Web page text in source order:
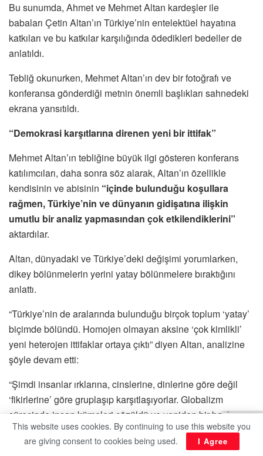
Bu sunumda, Ahmet ve Mehmet Altan kardeşler ile
babaları Çetin Altan’ın Türkiye’nin entelektüel hayatına
katkıları ve bu katkılar karşılığında ödedikleri bedeller de
anlatıldı.
Tebliğ okunurken, Mehmet Altan’ın dev bir fotoğrafı ve
konferansa gönderdiği metnin önemli başlıkları sahnedeki
ekrana yansıtıldı.
“Demokrasi karşıtlarına direnen yeni bir ittifak”
Mehmet Altan’ın tebliğine büyük ilgi gösteren konferans
katılımcıları, daha sonra söz alarak, Altan’ın özellikle
kendisinin ve abisinin “içinde bulunduğu koşullara
rağmen, Türkiye’nin ve dünyanın gidişatına ilişkin
umutlu bir analiz yapmasından çok etkilendiklerini”
aktardılar.
Altan, dünyadaki ve Türkiye’deki değişimi yorumlarken,
dikey bölünmelerin yerini yatay bölünmelere bıraktığını
anlattı.
“Türkiye’nin de aralarında bulunduğu birçok toplum ‘yatay’
biçimde bölündü. Homojen olmayan aksine ‘çok kimlikli’
yeni heterojen ittifaklar ortaya çıktı” diyen Altan, analizine
şöyle devam etti:
“Şimdi insanlar ırklarına, cinslerine, dinlerine göre değil
‘fikirlerine’ göre gruplaşıp karşıtlaşıyorlar. Globalizm
sürecinde insan kümeleri çözüldü ve yeniden bir başka
biçimde birleşti. Türkiye’de de aynı durumu yaşıyoruz.
This website uses cookies. By continuing to use this website you
are giving consent to cookies being used.
I Agree